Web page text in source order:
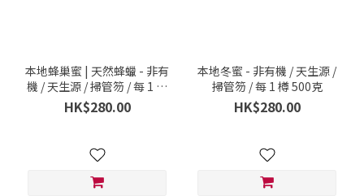
本地蜂巢蜜 | 天然蜂蠟 - 非有
機 / 天生源 / 掃管笏 / 每 1 份
500克 (1 中國斤)
HK$280.00
本地冬蜜 - 非有機 / 天生源 /
掃管笏 / 每 1 樽 500克
HK$280.00